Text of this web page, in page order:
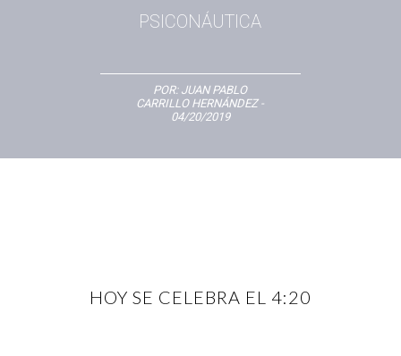
PSICONÁUTICA
POR: JUAN PABLO
CARRILLO HERNÁNDEZ-
04/20/2019
HOY SE CELEBRA EL 4:20